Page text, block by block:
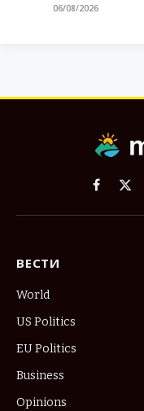
06/08/2026
Facebook
X
ВЕСТИ
World
US Politics
EU Politics
Business
Opinions